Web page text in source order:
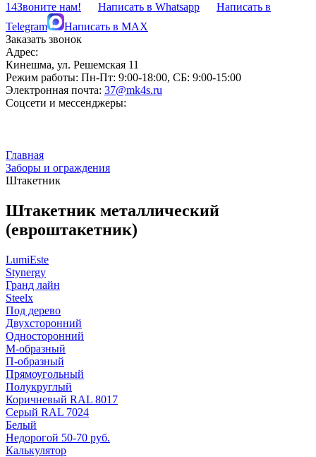
14Звоните нам! Написать в Whatsapp
Написать в
Telegram
Написать в MAX
Заказать звонок
Адрес:
Кинешма, ул. Решемская 11
Режим работы: Пн-Пт: 9:00-18:00, СБ: 9:00-15:00
Электронная почта: 37@mk4s.ru
Соцсети и мессенджеры:
Главная
Заборы и ограждения
Штакетник
Штакетник металлический
(евроштакетник)
LumiEste
Stynergy
Гранд лайн
Steelx
Под дерево
Двухсторонний
Односторонний
М-образный
П-образный
Прямоугольный
Полукруглый
Коричневый RAL 8017
Серый RAL 7024
Белый
Недорогой 50-70 руб.
Калькулятор